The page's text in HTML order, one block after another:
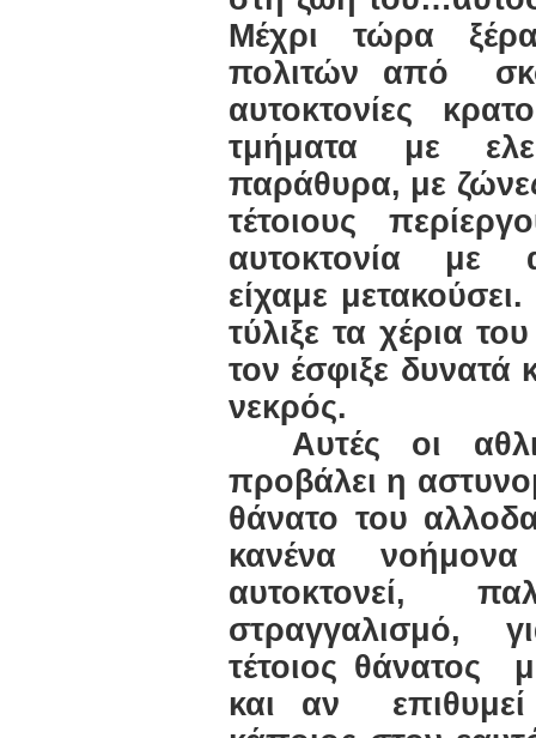
Μέχρι τώρα
πολιτών από
αυτοκτονίες
τμήματα με
παράθυρα, με
τέτοιους
αυτοκτονία με
είχαμε
τύλιξε τα χέρια
τον έσφιξε
νεκρός.
Αυτές οι
προβάλει η
θάνατο του
κανένα
αυτοκτονεί,
στραγγαλισμό,
τέτοιος θάνατος
και αν
επιθυμεί